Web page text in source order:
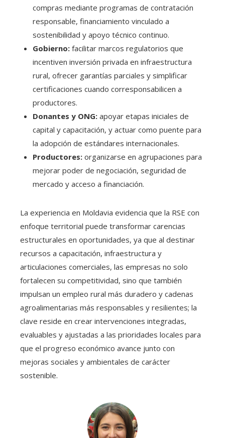
compras mediante programas de contratación
responsable, financiamiento vinculado a
sostenibilidad y apoyo técnico continuo.
Gobierno: facilitar marcos regulatorios que
incentiven inversión privada en infraestructura
rural, ofrecer garantías parciales y simplificar
certificaciones cuando corresponsabilicen a
productores.
Donantes y ONG: apoyar etapas iniciales de
capital y capacitación, y actuar como puente para
la adopción de estándares internacionales.
Productores: organizarse en agrupaciones para
mejorar poder de negociación, seguridad de
mercado y acceso a financiación.
La experiencia en Moldavia evidencia que la RSE con
enfoque territorial puede transformar carencias
estructurales en oportunidades, ya que al destinar
recursos a capacitación, infraestructura y
articulaciones comerciales, las empresas no solo
fortalecen su competitividad, sino que también
impulsan un empleo rural más duradero y cadenas
agroalimentarias más responsables y resilientes; la
clave reside en crear intervenciones integradas,
evaluables y ajustadas a las prioridades locales para
que el progreso económico avance junto con
mejoras sociales y ambientales de carácter
sostenible.